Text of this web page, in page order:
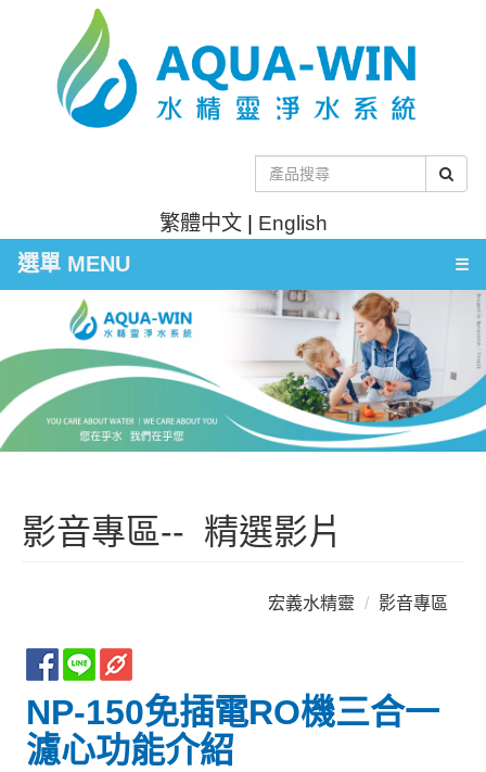
繁體中文| English
選單 MENU ☰
影音專區-- 精選影片
宏義水精靈 影音專區
NP-150免插電RO機三合一
濾心功能介紹